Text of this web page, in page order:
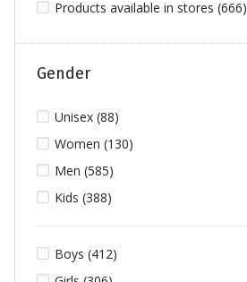
Products available in stores (666)
Gender
Unisex (88)
Women (130)
Men (585)
Kids (388)
Boys (412)